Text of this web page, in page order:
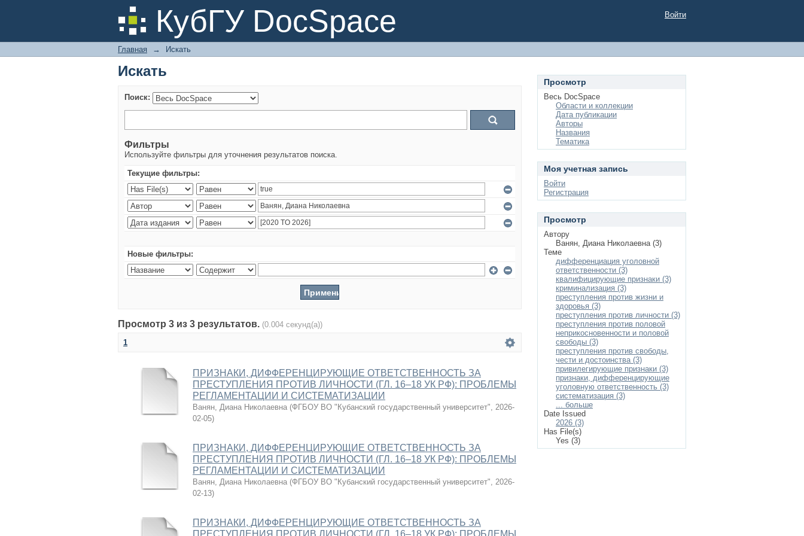
КубГУ DocSpace
Искать Войти
Главная → Искать
Искать
Поиск:
Фильтры
Используйте фильтры для уточнения результатов поиска.
Текущие фильтры:
Новые фильтры:
Просмотр 3 из 3 результатов. (0.004 секунд(а))
1
ПРИЗНАКИ, ДИФФЕРЕНЦИРУЮЩИЕ ОТВЕТСТВЕННОСТЬ ЗА
ПРЕСТУПЛЕНИЯ ПРОТИВ ЛИЧНОСТИ (ГЛ. 16–18 УК РФ): ПРОБЛЕМЫ
РЕГЛАМЕНТАЦИИ И СИСТЕМАТИЗАЦИИ
Ванян, Диана Николаевна (ФГБОУ ВО "Кубанский государственный университет", 2026-
02-05)
ПРИЗНАКИ, ДИФФЕРЕНЦИРУЮЩИЕ ОТВЕТСТВЕННОСТЬ ЗА
ПРЕСТУПЛЕНИЯ ПРОТИВ ЛИЧНОСТИ (ГЛ. 16–18 УК РФ): ПРОБЛЕМЫ
РЕГЛАМЕНТАЦИИ И СИСТЕМАТИЗАЦИИ
Ванян, Диана Николаевна (ФГБОУ ВО "Кубанский государственный университет", 2026-
02-13)
ПРИЗНАКИ, ДИФФЕРЕНЦИРУЮЩИЕ ОТВЕТСТВЕННОСТЬ ЗА
ПРЕСТУПЛЕНИЯ ПРОТИВ ЛИЧНОСТИ (ГЛ. 16–18 УК РФ): ПРОБЛЕМЫ
Просмотр
Весь DocSpace
Области и коллекции
Дата публикации
Авторы
Названия
Тематика
Моя учетная запись
Войти
Регистрация
Просмотр
Автору
Ванян, Диана Николаевна (3)
Теме
дифференциация уголовной
ответственности (3)
квалифицирующие признаки (3)
криминализация (3)
преступления против жизни и
здоровья (3)
преступления против личности (3)
преступления против половой
неприкосновенности и половой
свободы (3)
преступления против свободы,
чести и достоинства (3)
привилегирующие признаки (3)
признаки, дифференцирующие
уголовную ответственность (3)
систематизация (3)
... больше
Date Issued
2026 (3)
Has File(s)
Yes (3)